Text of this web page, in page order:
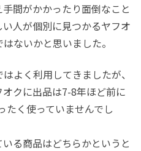
間がかかったり面倒なこと
人が個別に見つかるヤフオ
ないかと思いました。
よく利用してきましたが、
クに出品は7-8年ほど前に
たく使っていませんでし
る商品はどちらかというと